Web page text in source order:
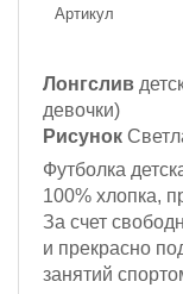
Артикул
Лонгслив
девочки)
Рисунок
Футболка
100% хлопка,
За счет
и прекрасно
занятий